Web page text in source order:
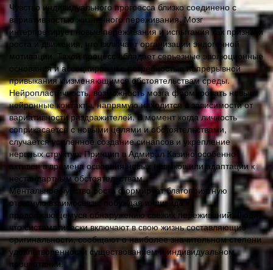
Чувство индивидуального прогресса близко соединено с
вариативностью жизненного переживания. Мозг
интерпретирует новые переживания и испытания как признаки
роста и движения, что включает организации эндогенной
мотивации. Такой процесс обладает серьезные эволюционные
основания и ассоциирован с потребностью непрерывной
привыкания к изменяющимся обстоятельствам среды.
Нейропластичность, возможность мозга формировать новые
нейронные контакты, напрямую находится в зависимости от
вариативности раздражителей. В момент когда личность
соприкасается с новыми целями и обстоятельствами,
случается усиленное создание синапсов и укрепление
нервных структур. Принцип в Адмирал Казино особенно
активен в времена освоения новых навыков или адаптации к
нестандартным обстоятельствам.
Ментальное чувство роста формирует благоприятную
ответную взаимосвязь, побуждая индивида к
продолжающемуся обнаружению свежих переживаний. Люди,
что систематически включают в свою жизнь составляющие
оригинальности, сообщают о наиболее значительном степени
удовлетворенности существованием и индивидуальном
процветании.